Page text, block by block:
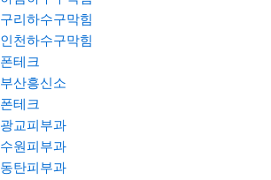
구리하수구막힘
인천하수구막힘
폰테크
부산흥신소
폰테크
광교피부과
수원피부과
동탄피부과